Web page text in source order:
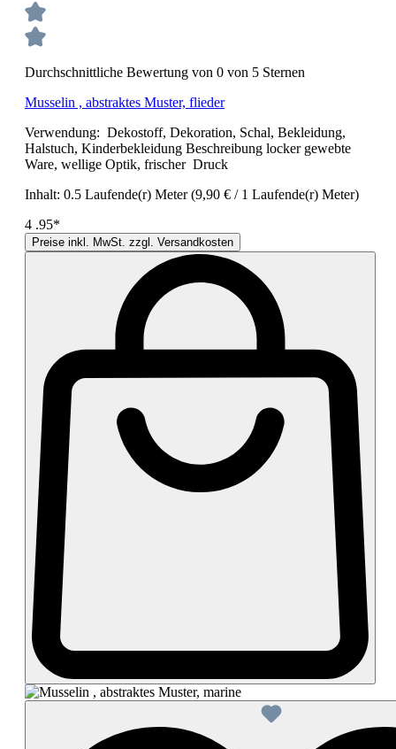
Durchschnittliche Bewertung von 0 von 5 Sternen
Musselin , abstraktes Muster, flieder
Verwendung: Dekostoff, Dekoration, Schal, Bekleidung,
Halstuch, Kinderbekleidung Beschreibung locker gewebte
Ware, wellige Optik, frischer Druck
Inhalt: 0.5 Laufende(r) Meter(9,90 € / 1 Laufende(r) Meter)
4 .95*
Preise inkl. MwSt. zzgl. Versandkosten